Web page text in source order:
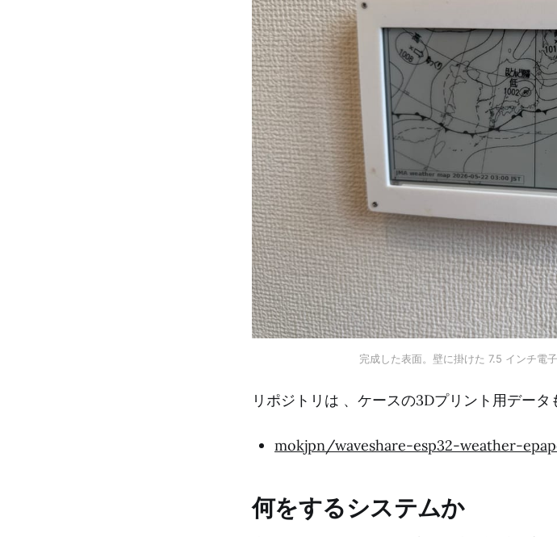
完成した表面。壁に掛けた 7.5 インチ電
リポジトリは 、ケースの3Dプリント用デー
mokjpn/waveshare-esp32-weather-
何をするシステムか